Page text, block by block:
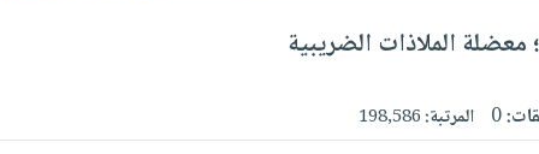
معضلة الملاذات الضريبية
0 المرتبة:198,586